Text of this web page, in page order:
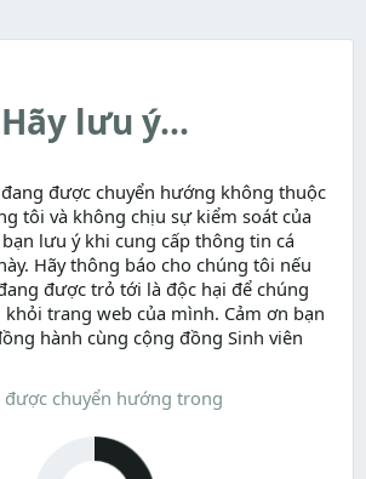
Hãy lưu ý...
được chuyển hướng không thuộc
tôi và không chịu sự kiểm soát của
lưu ý khi cung cấp thông tin cá
Hãy thông báo cho chúng tôi nếu
được trỏ tới là độc hại để chúng
trang web của mình. Cảm ơn bạn
hành cùng cộng đồng Sinh viên
được chuyển hướng trong